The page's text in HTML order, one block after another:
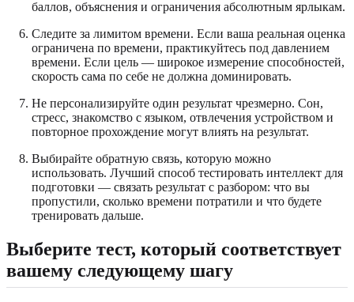
баллов, объяснения и ограничения абсолютным ярлыкам.
Следите за лимитом времени. Если ваша реальная оценка
ограничена по времени, практикуйтесь под давлением
времени. Если цель — широкое измерение способностей,
скорость сама по себе не должна доминировать.
Не персонализируйте один результат чрезмерно. Сон,
стресс, знакомство с языком, отвлечения устройством и
повторное прохождение могут влиять на результат.
Выбирайте обратную связь, которую можно
использовать. Лучший способ тестировать интеллект для
подготовки — связать результат с разбором: что вы
пропустили, сколько времени потратили и что будете
тренировать дальше.
Выберите тест, который соответствует
вашему следующему шагу